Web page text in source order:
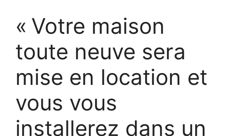
« Votre maison
toute neuve sera
mise en location et
vous vous
installerez dans un